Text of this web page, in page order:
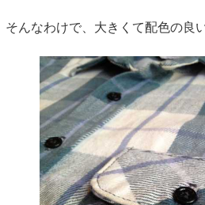
そんなわけで、大きくて配色の良